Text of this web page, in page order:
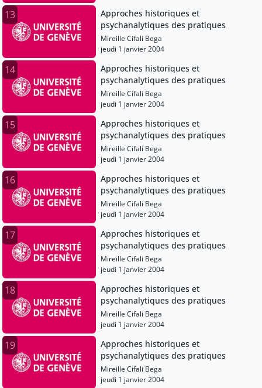
13
Approches historiques et
psychanalytiques des pratiques
Mireille Cifali Bega
jeudi 1 janvier 2004
14
Approches historiques et
psychanalytiques des pratiques
Mireille Cifali Bega
jeudi 1 janvier 2004
15
Approches historiques et
psychanalytiques des pratiques
Mireille Cifali Bega
jeudi 1 janvier 2004
16
Approches historiques et
psychanalytiques des pratiques
Mireille Cifali Bega
jeudi 1 janvier 2004
17
Approches historiques et
psychanalytiques des pratiques
Mireille Cifali Bega
jeudi 1 janvier 2004
18
Approches historiques et
psychanalytiques des pratiques
Mireille Cifali Bega
jeudi 1 janvier 2004
19
Approches historiques et
psychanalytiques des pratiques
Mireille Cifali Bega
jeudi 1 janvier 2004